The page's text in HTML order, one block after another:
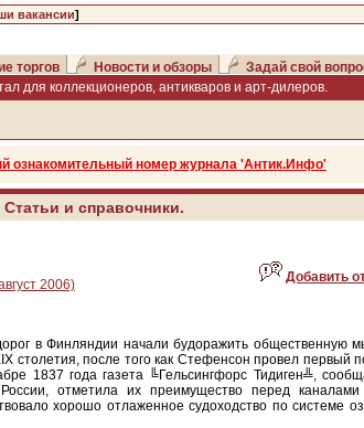
вакансии]
торгов Новости и обзоры Задай свой
для коллекционеров, антикваров и арт-дилеров.
ознакомительный номер журнала 'Антик.Инфо'
и справочники.
2006)
Добавить
в Финляндии начали будоражить общественную
столетия, после того как Стефенсон провел первый
1837 года газета ╚Гельсингфорс Тидиген╩,
отметила их преимущество перед
хорошо отлаженное судоходство по системе